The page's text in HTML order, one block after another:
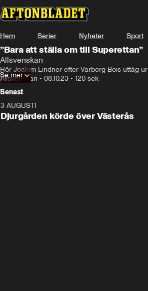
Hem Serier Nyheter Sport
”Bara att ställa om till Superettan”
Allsvenskan
Hör Joakim Lindner efter Varberg Bois uttåg
Allsvenskan • 08.10.23 • 120 sek
Se mer
Senast
3 AUGUSTI
Djurgården körde över Västerås